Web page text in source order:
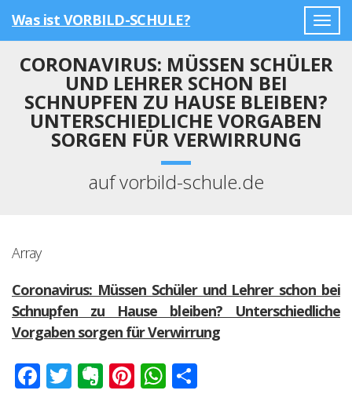
Was ist VORBILD-SCHULE?
CORONAVIRUS: MÜSSEN SCHÜLER
UND LEHRER SCHON BEI
SCHNUPFEN ZU HAUSE BLEIBEN?
UNTERSCHIEDLICHE VORGABEN
SORGEN FÜR VERWIRRUNG
auf vorbild-schule.de
Array
Coronavirus: Müssen Schüler und Lehrer schon bei
Schnupfen zu Hause bleiben? Unterschiedliche
Vorgaben sorgen für Verwirrung
Facebook
Twitter
Evernote
Pinterest
WhatsApp